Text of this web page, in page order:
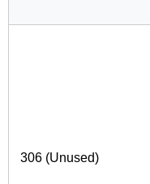
306 (Unused)